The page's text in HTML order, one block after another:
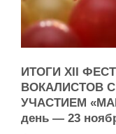
ИТОГИ XII
ВОКАЛИСТОВ
УЧАСТИЕМ
день — 23